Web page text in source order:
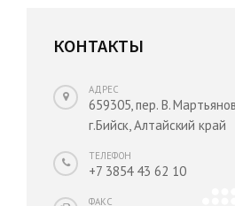
КОНТАКТЫ
АДРЕС
659305, пер. В.
г.Бийск, Алтайский край
ТЕЛЕФОН
+7 3854 43 62 10
ФАКС